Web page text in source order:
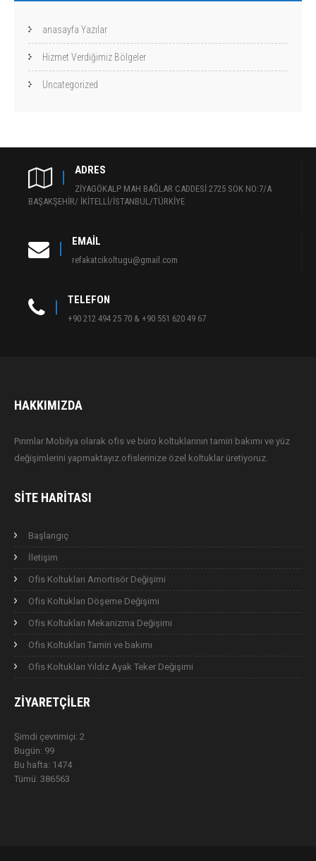
anasayfa Yazılar
Hizmet Verdiğimiz Bölgeler
Uncategorized
ADRES
ZİYAGÖKALP MAH BAĞLAR CADDESİ 2725 SOK NO:7/A
BAŞAKŞEHİR/ İKİTELLİ/İSTANBUL/TÜRKİYE
EMAIL
refakatcikoltugu@gmail.com
TELEFON
+90 212 494 25 70 & +90 551 620 49 67
HAKKIMIZDA
Pırımlar Mobilya olarak ofis ve büro koltuklarının tamiri bakımı ve yüz
değişimlerini yapmaktayız.ofislerinize özel koltuklar üretiyoruz.
SITE HARITASI
Başlangıç
İletişim
Ofis Koltukları Amortisör Değişimi
Ofis Koltukları Döşeme Değişimi
Ofis Koltukları Mekanizma Değişimi
Ofis Koltukları Tamiri ve bakımı
Ofis Koltukları Yıldız Ayak Teker Değişimi
ZIYARETÇILER
Şimdi çevrimiçi: 2
Bugün: 99
Bu hafta: 1474
Tümü: 386563